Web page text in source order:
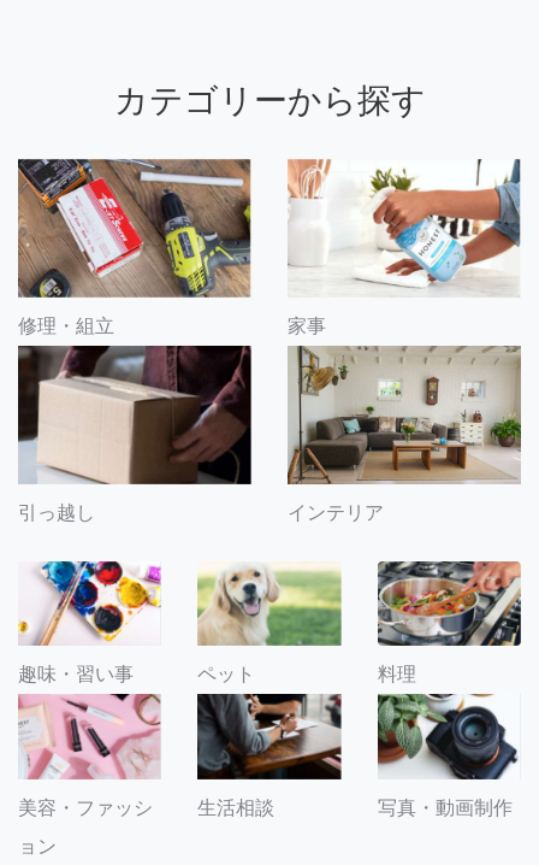
カテゴリーから探す
修理・組立 家事
引っ越し インテリア
趣味・習い事 ペット 料理
美容・ファッシ
ョン
生活相談 写真・動画制作